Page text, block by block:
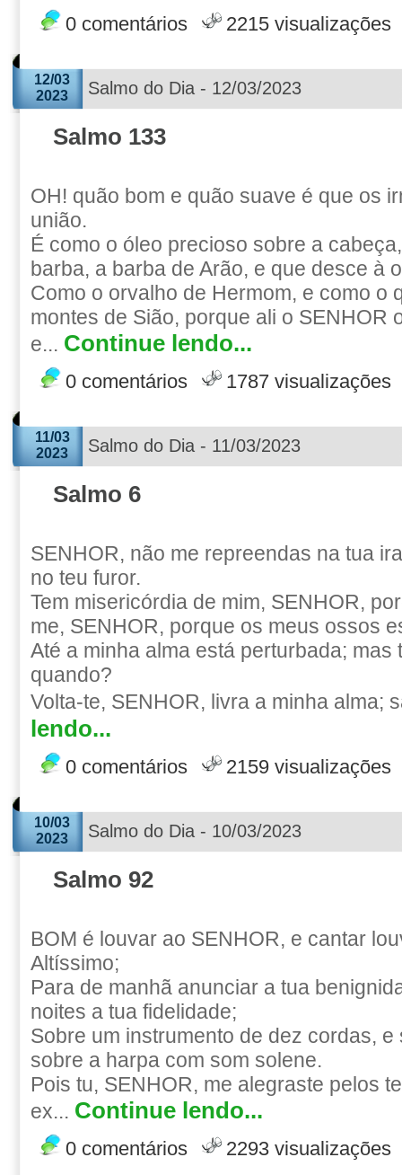
0 comentários 2215 visualizações
12/03
2023
Salmo do Dia - 12/03/2023
Salmo 133
OH! quão bom e quão suave é que os
união.
É como o óleo precioso sobre a
barba, a barba de Arão, e que desce à
Como o orvalho de Hermom, e como o
montes de Sião, porque ali o SENHOR
e... Continue lendo...
0 comentários 1787 visualizações
11/03
2023
Salmo do Dia - 11/03/2023
Salmo 6
SENHOR, não me repreendas na tua
no teu furor.
Tem misericórdia de mim, SENHOR,
me, SENHOR, porque os meus ossos
Até a minha alma está perturbada; mas
quando?
Volta-te, SENHOR, livra a minha alma;
lendo...
0 comentários 2159 visualizações
10/03
2023
Salmo do Dia - 10/03/2023
Salmo 92
BOM é louvar ao SENHOR, e cantar
Altíssimo;
Para de manhã anunciar a tua
noites a tua fidelidade;
Sobre um instrumento de dez cordas, e
sobre a harpa com som solene.
Pois tu, SENHOR, me alegraste pelos
ex... Continue lendo...
0 comentários 2293 visualizações